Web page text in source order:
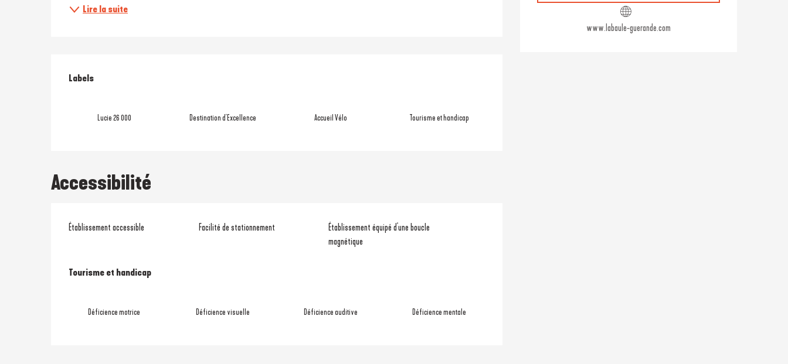
www.labaule-guerande.com
Lire la suite
Offres de prestations
Labels
Labels
Lucie 26 000 Destination d'Excellence Accueil Vélo Tourisme et handicap
Accessibilité
Établissement accessible Facilité de stationnement
Établissement équipé d'une boucle
magnétique
Tourisme et handicap
Tourisme et handicap
Déficience motrice Déficience visuelle Déficience auditive Déficience mentale